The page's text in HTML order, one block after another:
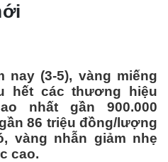
nay (3-5), vàng miếng
hết các thương hiệu
nhất gần 900.000
86 triệu đồng/lượng
vàng nhẫn giảm nhẹ
cao.